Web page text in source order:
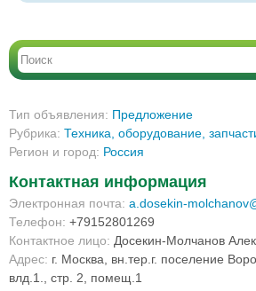
Тип объявления: Предложение
Рубрика: Техника, оборудование,
Регион и город: Россия
Контактная информация
Электронная почта: a.dosekin-
Телефон: +79152801269
Контактное лицо: Досекин-Молчанов
Адрес: г. Москва, вн.тер.г. поселение
влд.1., стр. 2, помещ.1